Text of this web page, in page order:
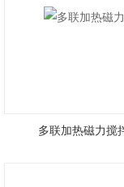
多联加热磁力搅